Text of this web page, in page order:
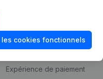
cookies fonctionnels
Intégrations
personnalisées
Expérience de paiement